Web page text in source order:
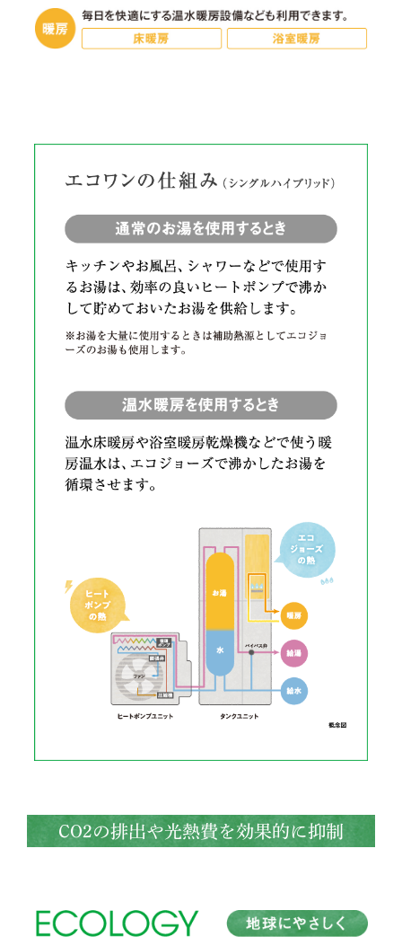
CO2の排出や光熱費を効果的に抑制